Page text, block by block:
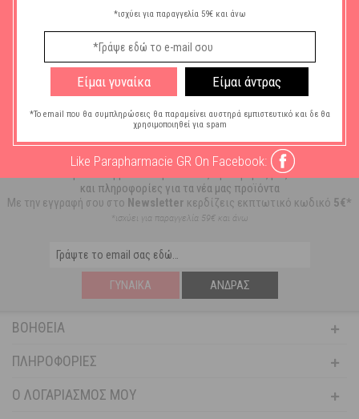
Διαθέσιμο
13,86€
ΣΤΟ ΚΑΛΑΘΙ
Εγγραφείτε στο Newsletter μας
για να λαμβάνετε πρώτοι τις προσφορές μας
και πληροφορίες για τα νέα μας προϊόντα
Με την εγγραφή σου στο Newsletter κερδίζεις εκπτωτικό κωδικό 5€*
*ισχύει για παραγγελία 59€ και άνω
ΓΥΝΑΊΚΑ ΆΝΔΡΑΣ
ΒΟΉΘΕΙΑ
ΠΛΗΡΟΦΟΡΊΕΣ
Ο ΛΟΓΑΡΙΑΣΜΌΣ ΜΟΥ
*ισχύει για παραγγελία 59€ και άνω
Είμαι γυναίκα Είμαι άντρας
*Το email που θα συμπληρώσεις θα παραμείνει αυστηρά εμπιστευτικό και δε θα
χρησιμοποιηθεί για spam
Like Parapharmacie GR On Facebook: